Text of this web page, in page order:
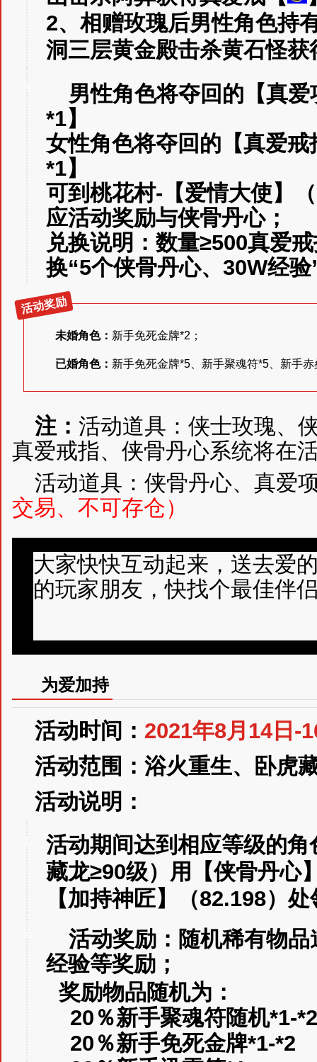
2、相赠玫瑰后男性角色持
洞三层黄金殿击杀黄石怪获
3
男性角色将夺回的【真
*1】
女性角色将夺回的【真爱
*1】
可到桃花村-【爱情大使】
应活动奖励与侠骨丹心；
兑换说明： 数量≥500真爱
换“5个侠骨丹心、30W经验
活动奖励
未婚角色： 新手免死金牌*2；
已婚角色： 新手免死金牌*5、新手聚魂符*5、新手
注： 活动道具：侠士玫瑰、
真爱戒指、侠骨丹心系统将在
活动道具：侠骨丹心、真爱
交易、不可存仓）
大家快快互动起来，送去爱
的玩家朋友，快找个最佳伴
为爱加持
活动时间： 2021年8月14日-
活动范围：浴火重生、卧虎
活动说明：
活动期间达到相应等级的
藏龙≥90级） 用【侠骨丹心
【加持神匠】（82.198）
2
活动奖励：随机稀有物
经验等奖励；
奖励物品随机为：
20％新手聚魂符随机*1-*2
20％新手免死金牌*1-*2